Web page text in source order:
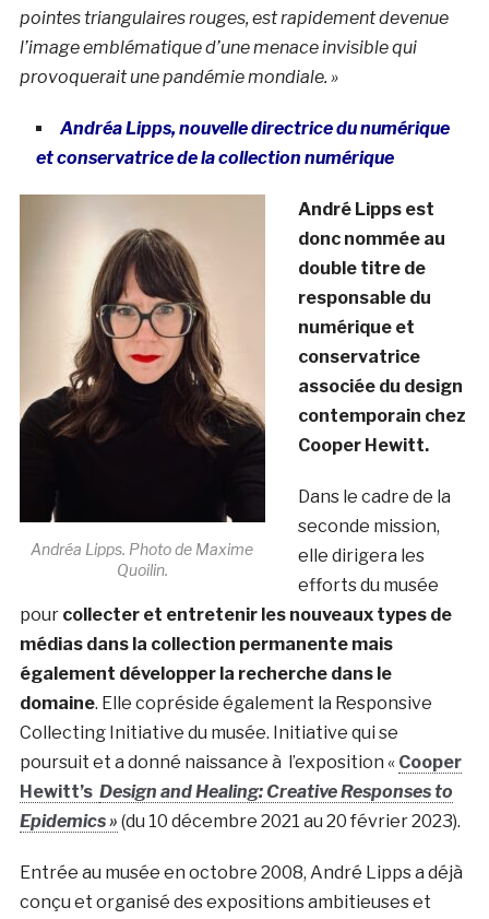
pointes triangulaires rouges, est rapidement devenue
l’image emblématique d’une menace invisible qui
provoquerait une pandémie mondiale. »
Andréa Lipps, nouvelle directrice du numérique
et conservatrice de la collection numérique
Andréa Lipps. Photo de Maxime
Quoilin.
André Lipps est
donc nommée au
double titre de
responsable du
numérique et
conservatrice
associée du design
contemporain chez
Cooper Hewitt.
Dans le cadre de la
seconde mission,
elle dirigera les
efforts du musée
pour collecter et entretenir les nouveaux types de
médias dans la collection permanente mais
également développer la recherche dans le
domaine. Elle copréside également la Responsive
Collecting Initiative du musée. Initiative qui se
poursuit et a donné naissance à l’exposition « Cooper
Hewitt’s Design and Healing: Creative Responses to
Epidemics » (du 10 décembre 2021 au 20 février 2023).
Entrée au musée en octobre 2008, André Lipps a déjà
conçu et organisé des expositions ambitieuses et